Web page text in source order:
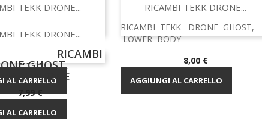
Anteprima
TEKK DRONE...
Prezzo
8,00 €
AL CARRELLO
Anteprima
RICAMBI TEKK DRONE...
RICAMBI TEKK DRONE GHOST,
LOWER BODY
Prezzo
8,00 €
AGGIUNGI AL CARRELLO
Anteprima
TEKK DRONE...
GHOST,
Prezzo
7,99 €
AL CARRELLO